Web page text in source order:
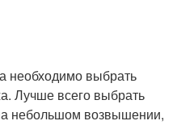
необходимо выбрать
Лучше всего выбрать
небольшом возвышении,